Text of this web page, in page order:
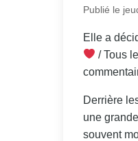
Publié le
Elle a
/ Tous
Derrière
une
souvent